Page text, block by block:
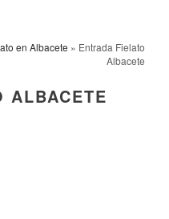
en Albacete » Entrada Fielato
Albacete
ALBACETE